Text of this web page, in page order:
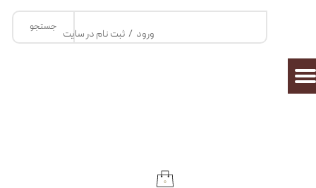
جستجو
۰
ورود / ثبت نام در سایت
تغییر گذر واژه
سفارشات